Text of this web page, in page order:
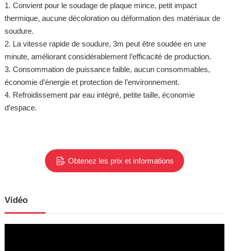
1. Convient pour le soudage de plaque mince, petit impact
thermique, aucune décoloration ou déformation des matériaux de
soudure.
2. La vitesse rapide de soudure, 3m peut être soudée en une
minute, améliorant considérablement l’efficacité de production.
3. Consommation de puissance faible, aucun consommables,
économie d’énergie et protection de l’environnement.
4. Refroidissement par eau intégré, petite taille, économie
d’espace.
Obtenez les prix et informations
Vidéo